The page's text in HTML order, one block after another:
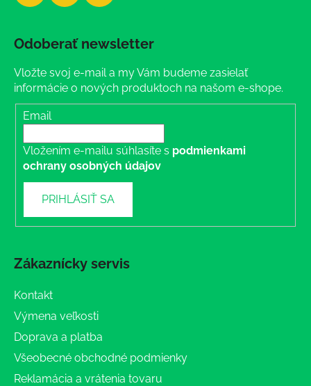
Odoberať newsletter
Vložte svoj e-mail a my Vám budeme zasielať
informácie o nových produktoch na našom e-shope.
Email
Vložením e-mailu súhlasíte s podmienkami
ochrany osobných údajov
PRIHLÁSIŤ SA
Zákaznícky servis
Kontakt
Výmena veľkosti
Doprava a platba
Všeobecné obchodné podmienky
Reklamácia a vrátenia tovaru